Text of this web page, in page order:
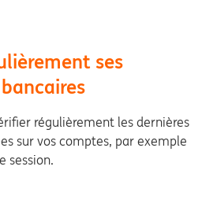
ses
régulièrement les dernières
sur vos comptes, par exemple
session.